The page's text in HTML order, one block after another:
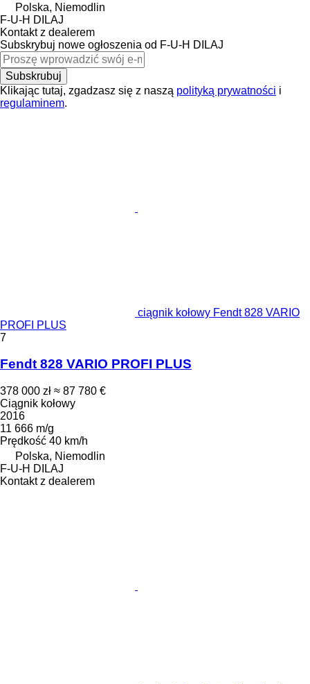
Polska, Niemodlin
F-U-H DILAJ
Kontakt z dealerem
Subskrybuj nowe ogłoszenia od F-U-H DILAJ
Subskrubuj
Klikając tutaj, zgadzasz się z naszą polityką prywatności i
regulaminem.
ciągnik kołowy Fendt 828 VARIO
PROFI PLUS
7
Fendt 828 VARIO PROFI PLUS
378 000 zł ≈ 87 780 €
Ciągnik kołowy
2016
11 666 m/g
Prędkość 40 km/h
Polska, Niemodlin
F-U-H DILAJ
Kontakt z dealerem